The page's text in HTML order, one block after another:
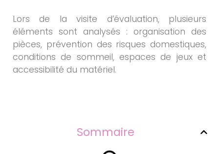
Lors de la visite d’évaluation, plusieurs
éléments sont analysés : organisation des
pièces, prévention des risques domestiques,
conditions de sommeil, espaces de jeux et
accessibilité du matériel.
Sommaire